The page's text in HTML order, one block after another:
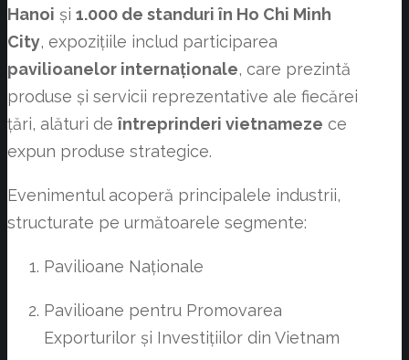
Hanoi și 1.000 de standuri în Ho Chi Minh
City, expozițiile includ participarea
pavilioanelor internaționale, care prezintă
produse și servicii reprezentative ale fiecărei
țări, alături deîntreprinderi vietnameze ce
expun produse strategice.
Evenimentul acoperă principalele industrii,
structurate pe următoarele segmente:
Pavilioane Naționale
Pavilioane pentru Promovarea
Exporturilor și Investițiilor din Vietnam